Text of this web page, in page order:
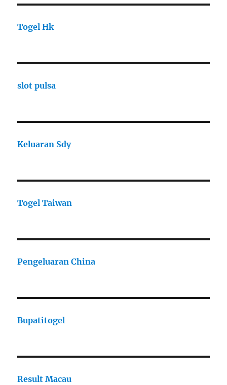
Togel Hk
slot pulsa
Keluaran Sdy
Togel Taiwan
Pengeluaran China
Bupatitogel
Result Macau